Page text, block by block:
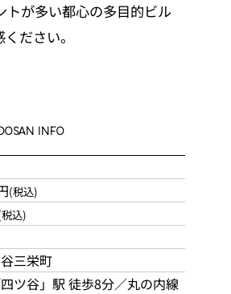
トが多い都心の多目的ビル
ださい。
INFO
(税込)
込)
三栄町
ツ谷」駅 徒歩8分／丸の内線